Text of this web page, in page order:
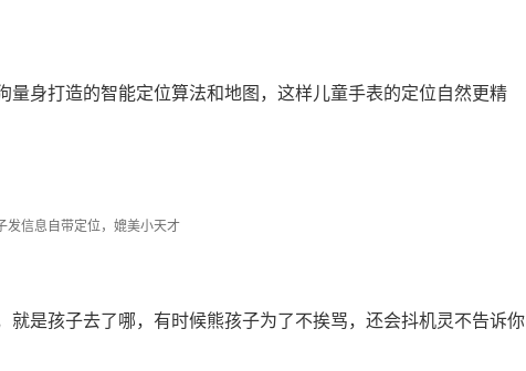
量身打造的智能定位算法和地图，这样儿童手表的定位自然更精
就是孩子去了哪，有时候熊孩子为了不挨骂，还会抖机灵不告诉你